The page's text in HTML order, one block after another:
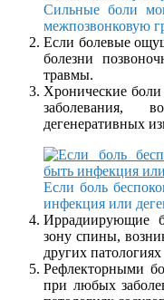
Сильные боли
межпозвонковую
Если болевые
болезни
травмы.
Хронические
заболевания,
дегенеративных
Если боль
инфекция или
Иррадиирующие
зону спины,
других
Рефлекторными
при любых